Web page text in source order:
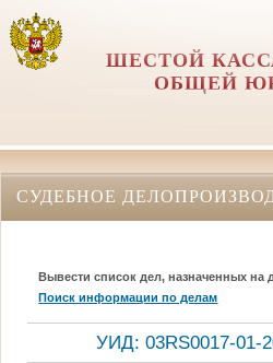
ШЕСТОЙ
ОБЩЕЙ
СУДЕБНОЕ
Вывести список дел, назначенных на
Поиск информации по делам
УИД: 03RS0017-01-